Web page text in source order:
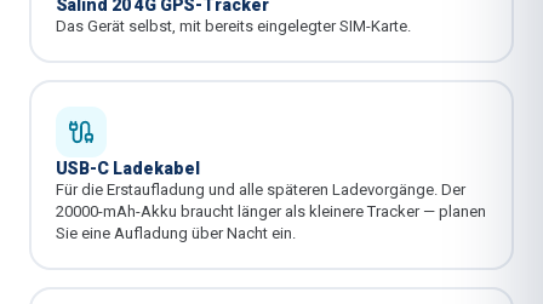
Salind 20 4G GPS-Tracker
Das Gerät selbst, mit bereits eingelegter SIM-Karte.
USB-C Ladekabel
Für die Erstaufladung und alle späteren Ladevorgänge. Der
20000-mAh-Akku braucht länger als kleinere Tracker — planen
Sie eine Aufladung über Nacht ein.